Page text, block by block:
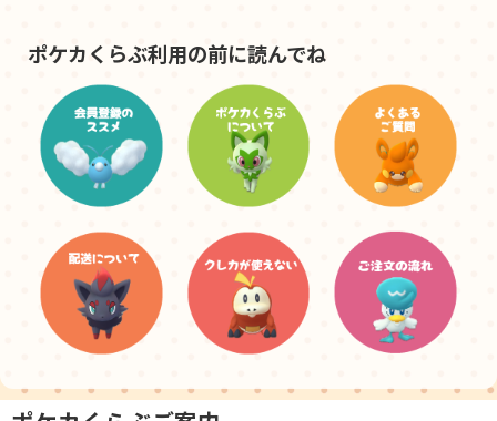
ポケカくらぶ利用の前に読んでね